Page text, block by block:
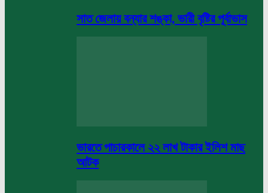
সাত জেলায় বন্যার শঙ্কা, ভারী বৃষ্টির পূর্বাভাস
ভারতে পাচারকালে ২২ লাখ টাকার ইলিশ মাছ
আটক